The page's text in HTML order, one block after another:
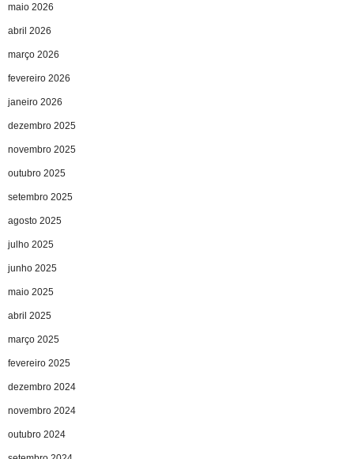
maio 2026
abril 2026
março 2026
fevereiro 2026
janeiro 2026
dezembro 2025
novembro 2025
outubro 2025
setembro 2025
agosto 2025
julho 2025
junho 2025
maio 2025
abril 2025
março 2025
fevereiro 2025
dezembro 2024
novembro 2024
outubro 2024